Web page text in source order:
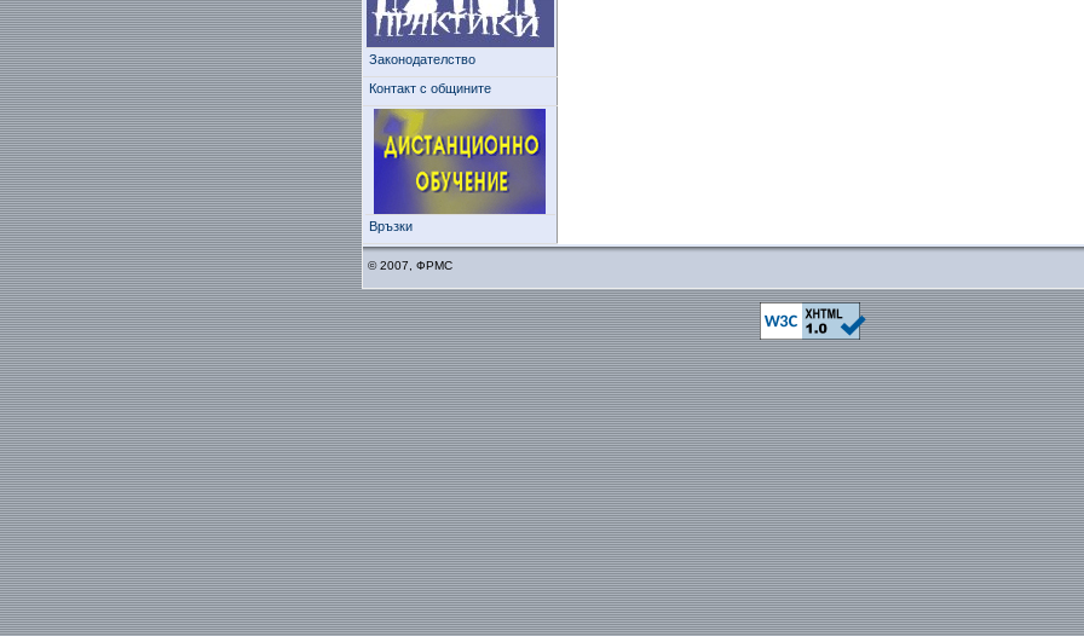
Законодателство
Контакт с общините
Връзки
© 2007, ФРМС